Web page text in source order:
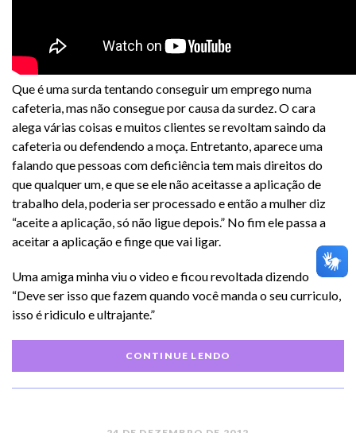
Que é uma surda tentando conseguir um emprego numa
cafeteria, mas não consegue por causa da surdez. O cara
alega várias coisas e muitos clientes se revoltam saindo da
cafeteria ou defendendo a moça. Entretanto, aparece uma
falando que pessoas com deficiência tem mais direitos do
que qualquer um, e que se ele não aceitasse a aplicação de
trabalho dela, poderia ser processado e então a mulher diz
“aceite a aplicação, só não ligue depois.” No fim ele passa a
aceitar a aplicação e finge que vai ligar.
Uma amiga minha viu o video e ficou revoltada dizendo
“Deve ser isso que fazem quando você manda o seu curriculo,
isso é ridiculo e ultrajante.”
CONTINUE LENDO